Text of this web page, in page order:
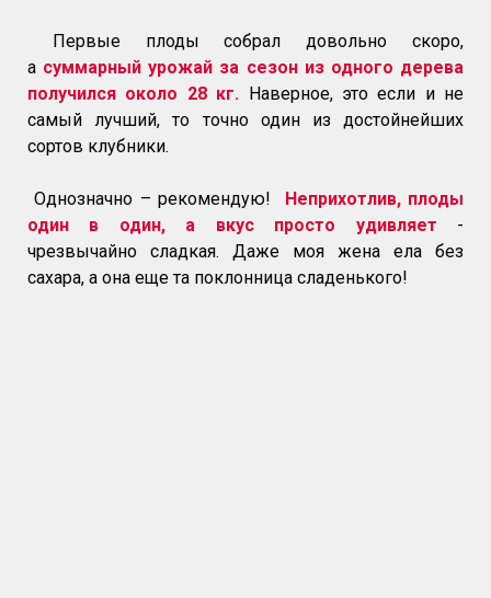
Первые плоды собрал довольно скоро,
а суммарный урожай за сезон из одного дерева
получился около 28 кг. Наверное, это если и не
самый лучший, то точно один из достойнейших
сортов клубники.
Однозначно – рекомендую! Неприхотлив, плоды
один в один, а вкус просто удивляет -
чрезвычайно сладкая. Даже моя жена ела без
сахара, а она еще та поклонница сладенького!